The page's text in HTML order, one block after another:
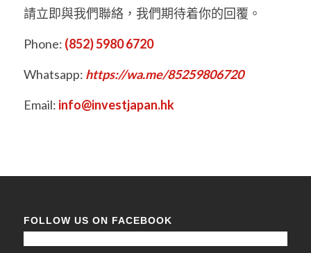
請立即與我們聯絡，我們期待着你的回覆。
Phone: (852) 5980 6720
Whatsapp: https://wa.me/85259806720
Email: info@investjapan.hk
FOLLOW US ON FACEBOOK